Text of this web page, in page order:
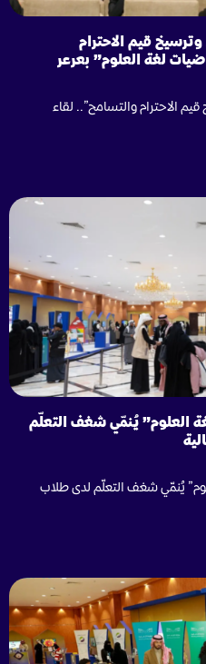
قيم الاحترام
لغة العلوم” بعرعر
الاحترام والتسامح”.. لقاء
العلوم” يُنمّي شغف التعلّم
يُنمّي شغف التعلّم لدى طلاب